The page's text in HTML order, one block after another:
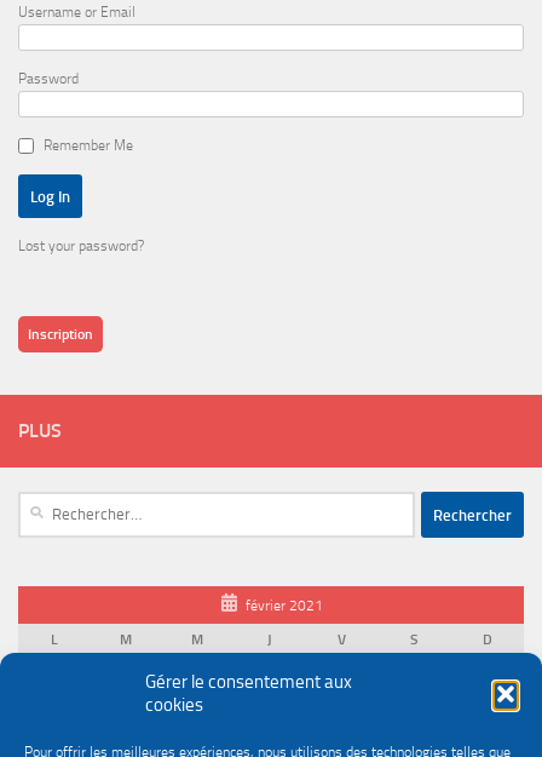
Gérer le consentement aux
cookies
Pour offrir les meilleures expériences, nous utilisons des technologies telles que
Username or Email
Password
Remember Me
Lost your password?
Inscription
PLUS
février 2021
L
M M J V S
D
3
10
14